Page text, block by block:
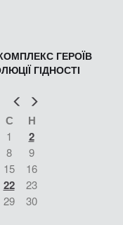
ГЕРОЇВ
ГІДНОСТІ
Попер
С Н
1 2
8
9
15
16
22
23
29
30